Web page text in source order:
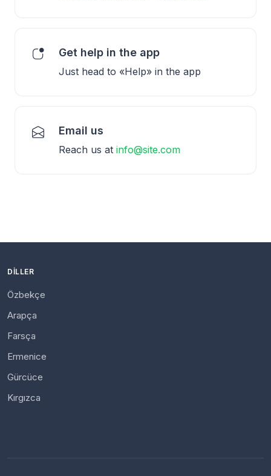
Get help in the app
Just head to «Help» in the app
Email us
Reach us at info@site.com
DILLER
Özbekçe
Arapça
Farsça
Ermenice
Gürcüce
Kırgızca